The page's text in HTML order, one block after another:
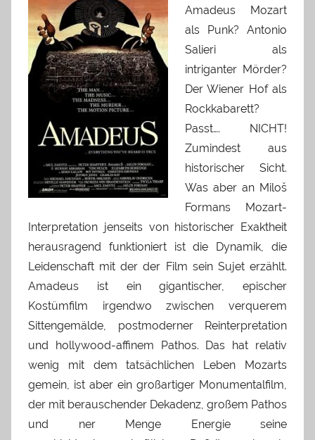
Amadeus Mozart
als Punk? Antonio
Salieri als
intriganter Mörder?
Der Wiener Hof als
Rockkabarett?
Passt…. NICHT!
Zumindest aus
historischer Sicht.
Was aber an Miloš
Formans Mozart-
Interpretation jenseits von historischer Exaktheit
herausragend funktioniert ist die Dynamik, die
Leidenschaft mit der der Film sein Sujet erzählt.
Amadeus ist ein gigantischer, epischer
Kostümfilm irgendwo zwischen verquerem
Sittengemälde, postmoderner Reinterpretation
und hollywood-affinem Pathos. Das hat relativ
wenig mit dem tatsächlichen Leben Mozarts
gemein, ist aber ein großartiger Monumentalfilm,
der mit berauschender Dekadenz, großem Pathos
und ner Menge Energie seine